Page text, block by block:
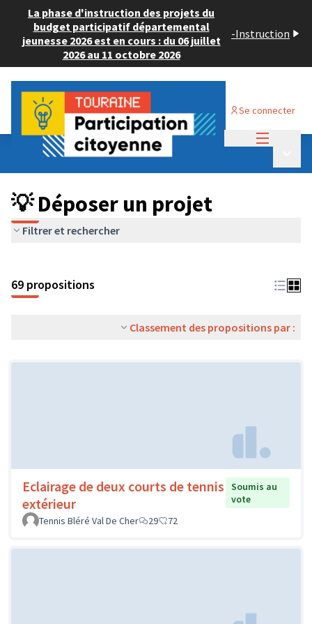
La phase d'instruction des projets du
budget participatif départemental
jeunesse 2026 est en cours : du 06 juillet
2026 au 11 octobre 2026
-Instruction
Se connecter
Budget Participatif ADULTE 2024
💡 Déposer un projet
💡 Déposer un projet
Filtrer et rechercher
69 propositions
Classement des propositions par :
Eclairage de deux courts de tennis
extérieur
Soumis au
vote
Tennis Bléré Val De Cher
29 72